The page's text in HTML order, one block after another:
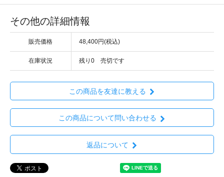
その他の詳細情報
販売価格 48,400円(税込)
在庫状況 残り0 売切です
この商品を友達に教える
この商品について問い合わせる
返品について